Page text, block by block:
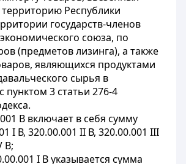
Республики
государств-членов
союза, по
(предметов лизинга), а также
являющихся продуктами
сырья в
пунктом 3 статьи 276-4
В включает в себя сумму
I В, 320.00.001 II В, 320.00.001 III
В;
I В указывается сумма